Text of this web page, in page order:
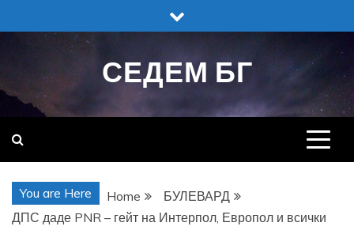
to
СЕДЕМ БГ
You are Here Home
БУЛЕВАРД
ДПС даде PNR – гейт на Интерпол, Европол и всички